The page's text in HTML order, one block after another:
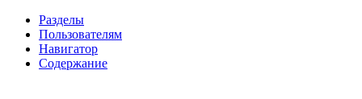
Разделы
Пользователям
Навигатор
Содержание